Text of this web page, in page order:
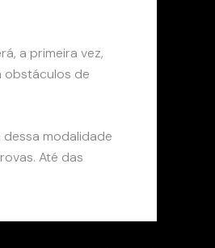
a primeira vez,
obstáculos de
dessa modalidade
Até das